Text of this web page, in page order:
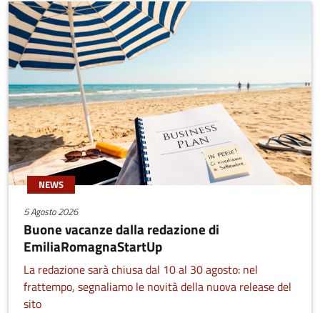
NEWS
5 Agosto 2026
Buone vacanze dalla redazione di
EmiliaRomagnaStartUp
La redazione sarà chiusa dal 10 al 30 agosto: nel
frattempo, segnaliamo le novità della nuova release del
sito